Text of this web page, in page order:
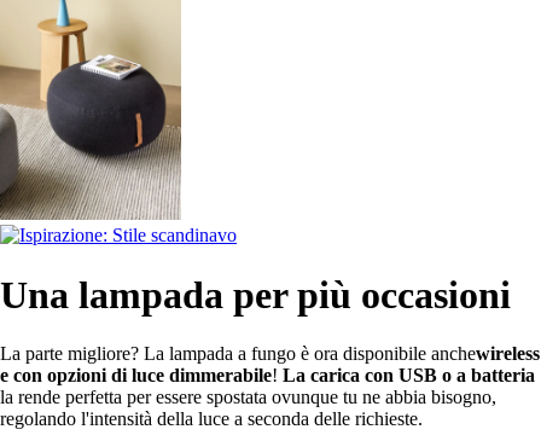
Una lampada per più occasioni
La parte migliore? La lampada a fungo è ora disponibile anchewireless
e con opzioni di luce dimmerabile! La carica con USB o a batteria
la rende perfetta per essere spostata ovunque tu ne abbia bisogno,
regolando l'intensità della luce a seconda delle richieste.